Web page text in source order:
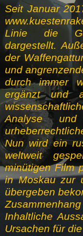
Seit Januar
Linie die
dargestellt.
der
und
durch immer
ergänzt und
Analyse und
Nun wird ein
weltweit
minütigen Film
in Moskau zur
übergeben
Inhaltliche
Ursachen für